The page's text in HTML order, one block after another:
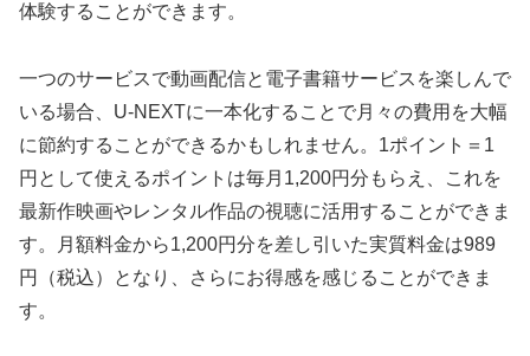
体験することができます。
一つのサービスで動画配信と電子書籍サービスを楽しんで
いる場合、U-NEXTに一本化することで月々の費用を大幅
に節約することができるかもしれません。1ポイント＝1
円として使えるポイントは毎月1,200円分もらえ、これを
最新作映画やレンタル作品の視聴に活用することができま
す。月額料金から1,200円分を差し引いた実質料金は989
円（税込）となり、さらにお得感を感じることができま
す。